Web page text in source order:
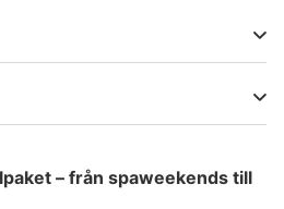
– från spaweekends till